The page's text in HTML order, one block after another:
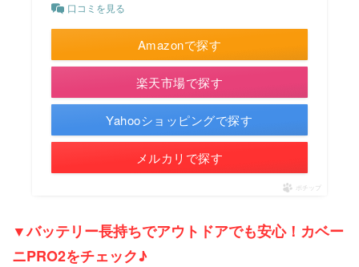
口コミを見る
Amazonで探す
楽天市場で探す
Yahooショッピングで探す
メルカリで探す
ポチップ
▼バッテリー長持ちでアウトドアでも安心！カベー
ニPRO2をチェック♪